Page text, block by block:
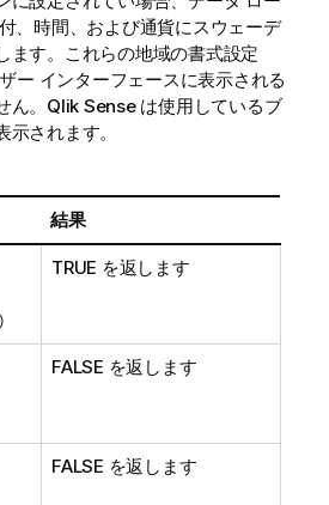
、時間、および通貨にスウェーデ
ます。これらの地域の書式設定
ー インターフェースに表示される
。 Qlik Senseは使用しているブ
されます。
結果
TRUE を返します
FALSE を返します
FALSE を返します